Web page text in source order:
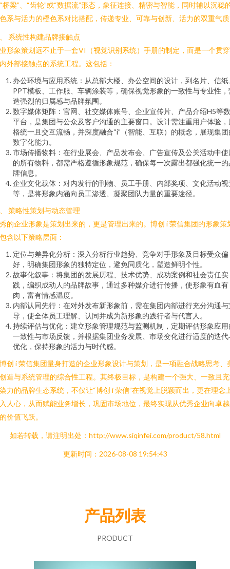
桥梁”、“齿轮”或“数据流”形态，象征连接、精密与智能，同时辅以沉稳
系与活力的橙色系对比搭配，传递专业、可靠与创新、活力的双重气
系统性构建品牌接触点
形象策划远不止于一套VI（视觉识别系统）手册的制定，而是一个贯
外部接触点的系统工程。这包括：
办公环境与应用系统：从总部大楼、办公空间的设计，到名片、信纸
PPT模板、工作服、车辆涂装等，确保视觉形象的一致性与专业性，
造强烈的归属感与品牌氛围。
数字媒体矩阵：官网、社交媒体账号、企业宣传片、产品介绍H5等
平台，是集团与公众及客户沟通的主要窗口。设计需注重用户体验，
格统一且交互流畅，并深度融合“i”（智能、互联）的概念，展现集团
数字化能力。
市场传播物料：在行业展会、产品发布会、广告宣传及公关活动中使
的所有物料，都需严格遵循形象规范，确保每一次露出都强化统一的
牌信息。
企业文化载体：对内发行的刊物、员工手册、内部奖项、文化活动视
等，是将形象内涵向员工渗透、凝聚团队力量的重要途径。
策略性策划与动态管理
的企业形象是策划出来的，更是管理出来的。博创 i 荣信集团的形象策
含以下策略层面：
定位与差异化分析：深入分析行业趋势、竞争对手形象及目标受众偏
好，明确集团形象的独特定位，避免同质化，塑造鲜明个性。
故事化叙事：将集团的发展历程、技术优势、成功案例和社会责任实
践，编织成动人的品牌故事，通过多种媒介进行传播，使形象有血有
肉，富有情感温度。
内部认同先行：在对外发布新形象前，需在集团内部进行充分沟通与
导，使全体员工理解、认同并成为新形象的践行者与代言人。
持续评估与优化：建立形象管理规范与监测机制，定期评估形象应用
一致性与市场反馈，并根据集团业务发展、市场变化进行适度的迭代
优化，保持形象的活力与时代感。
创 i 荣信集团量身打造的企业形象设计与策划，是一项融合战略思考、
造与系统管理的综合性工程。其终极目标，是构建一个强大、一致且
力的品牌生态系统，不仅让“博创 i 荣信”在视觉上脱颖而出，更在理念
人心，从而赋能业务增长，巩固市场地位，最终实现从优秀企业向卓
价值飞跃。
如若转载，请注明出处：http://www.siqinfei.com/product/58.html
更新时间：2026-08-08 19:54:43
产品列表
PRODUCT